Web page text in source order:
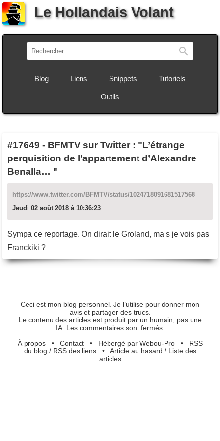
Le Hollandais Volant
Blog Liens Snippets Tutoriels
Outils
#17649 - BFMTV sur Twitter : "L’étrange
perquisition de l’appartement d’Alexandre
Benalla… "
https://www.twitter.com/BFMTV/status/1024718091681517568
Jeudi 02 août 2018 à 10:36:23
Sympa ce reportage. On dirait le Groland, mais je vois pas
Franckiki ?
Ceci est mon blog personnel. Je l’utilise pour donner mon
avis et partager des trucs.
Le contenu des articles est produit par un humain, pas une
IA. Les commentaires sont fermés.
À propos• Contact• Hébergé par Webou-Pro• RSS
du blog / RSS des liens• Article au hasard / Liste des
articles